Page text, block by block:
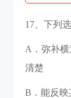
17、下列
A．弥补
清楚
B．能反映